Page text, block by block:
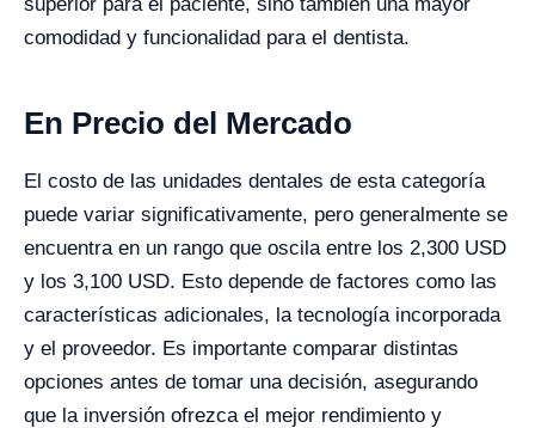
comodidad y funcionalidad para el dentista.
En Precio del Mercado
El costo de las unidades dentales de esta categoría
puede variar significativamente, pero generalmente se
encuentra en un rango que oscila entre los 2,300 USD
y los 3,100 USD. Esto depende de factores como las
características adicionales, la tecnología incorporada
y el proveedor. Es importante comparar distintas
opciones antes de tomar una decisión, asegurando
que la inversión ofrezca el mejor rendimiento y